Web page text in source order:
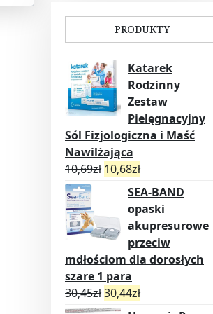
PRODUKTY
Katarek
Rodzinny
Zestaw
Pielęgnacyjny
Sól Fizjologiczna i Maść
Nawilżająca
10,69zł 10,68zł
SEA-BAND
opaski
akupresurowe
przeciw
mdłościom dla dorosłych
szare 1 para
30,45zł30,44zł